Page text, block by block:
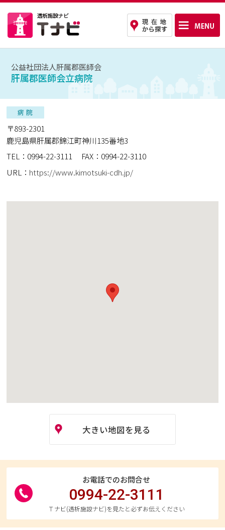
公益社団法人肝属郡医師会
肝属郡医師会立病院
〒893-2301
鹿児島県肝属郡錦江町神川135番地3
TEL：0994-22-3111
FAX：0994-22-3110
URL： https://www.kimotsuki-cdh.jp/
大きい地図を見る
お電話でのお問合せ
0994-22-3111
Ｔナビ(透析施設ナビ)を見たと必ずお伝えください